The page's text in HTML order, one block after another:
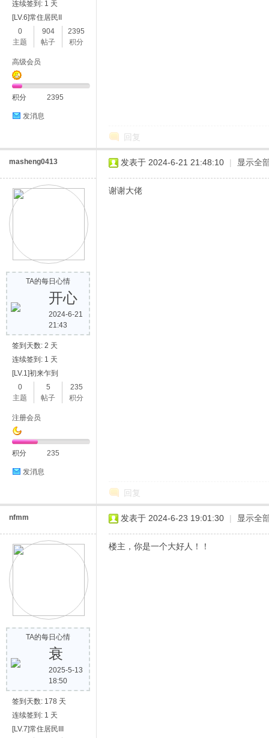
连续签到: 1 天
[LV.6]常住居民II
0
主题
904
帖子
2395
积分
高级会员
积分 2395
发消息
回复
masheng0413
TA的每日心情
开心
2024-6-21
21:43
签到天数: 2 天
连续签到: 1 天
[LV.1]初来乍到
0
主题
5
帖子
235
积分
注册会员
积分 235
发消息
发表于 2024-6-21 21:48:10 | 显示全
谢谢大佬
回复
nfmm
TA的每日心情
衰
2025-5-13
18:50
签到天数: 178 天
连续签到: 1 天
[LV.7]常住居民III
发表于 2024-6-23 19:01:30 | 显示全
楼主，你是一个大好人！！